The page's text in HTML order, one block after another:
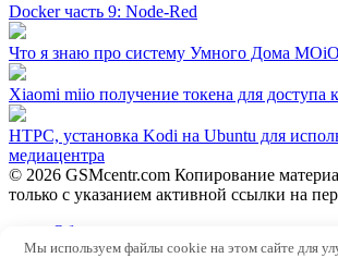
Docker часть 9: Node-Red
Что я знаю про систему Умного Дома MOiO
Xiaomi miio получение токена для доступа
HTPC, установка Kodi на Ubuntu для
медиацентра
© 2026 GSMcentr.com Копирование
только с указанием активной ссылки на
Обратная связь
Политика конфиденциальности
Мы используем файлы cookie на этом сайте для